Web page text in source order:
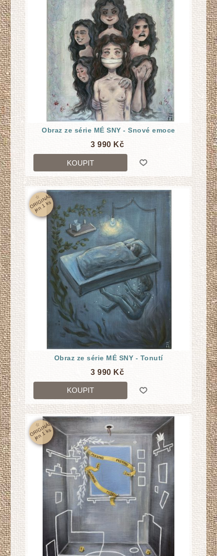
Obraz ze série MÉ SNY - Snové emoce
3 990 Kč
KOUPIT
☆
O
RI
GI
N
Á
L
j
e
n
1
k
s
Obraz ze série MÉ SNY - Tonutí
3 990 Kč
KOUPIT
☆
O
RI
GI
N
Á
L
j
e
n
1
k
s